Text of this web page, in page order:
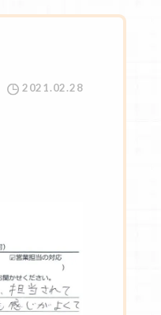
2021.02.28